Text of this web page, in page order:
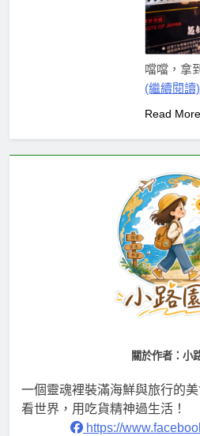
噹噹，拿
(繼續閱讀)
Read More
關於作者：小
一個靈魂裡裝滿海鮮與旅行的
看世界，用吃貨精神過生活！
https://